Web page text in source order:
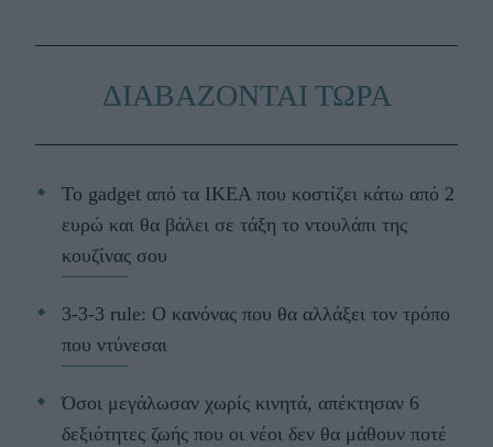
ΔΙΑΒΑΖΟΝΤΑΙ ΤΩΡΑ
Το gadget από τα IKEA που κοστίζει κάτω από 2
ευρώ και θα βάλει σε τάξη το ντουλάπι της
κουζίνας σου
3-3-3 rule: Ο κανόνας που θα αλλάξει τον τρόπο
που ντύνεσαι
Όσοι μεγάλωσαν χωρίς κινητά, απέκτησαν 6
δεξιότητες ζωής που οι νέοι δεν θα μάθουν ποτέ